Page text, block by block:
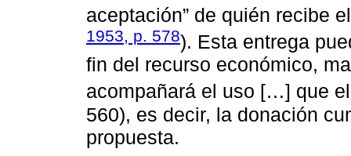
aceptación” de quién recibe
1953, p. 578). Esta entrega
fin del recurso económico,
acompañará el uso […] que
560), es decir, la donación
propuesta.